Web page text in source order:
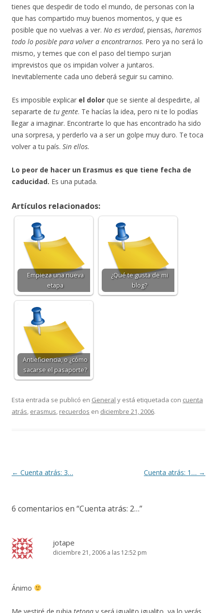
tienes que despedir de todo el mundo, de personas con la
que has compartido muy buenos momentos, y que es
posible que no vuelvas a ver. No es verdad, piensas, haremos
todo lo posible para volver a encontrarnos. Pero ya no será lo
mismo, y temes que con el paso del tiempo surjan
imprevistos que os impidan volver a juntaros.
Inevitablemente cada uno deberá seguir su camino.
Es imposible explicar el dolor que se siente al despedirte, al
separarte de tu gente. Te hacías la idea, pero ni te lo podías
llegar a imaginar. Encontrarte lo que has encontrado ha sido
una sorpresa, y perderlo va a ser un golpe muy duro. Te toca
volver a tu país. Sin ellos.
Lo peor de hacer un Erasmus es que tiene fecha de
caducidad. Es una putada.
Artículos relacionados:
Empieza una nueva
etapa
¿Qué te gusta de mi
blog?
Antieficiencia, o ¿cómo
sacarse el pasaporte?
Esta entrada se publicó en General y está etiquetada con cuenta
atrás, erasmus, recuerdos en diciembre 21, 2006.
Navegación
← Cuenta atrás: 3… Cuenta atrás: 1… →
6 comentarios en “Cuenta atrás: 2…”
jotape
diciembre 21, 2006 a las 12:52 pm
Ánimo